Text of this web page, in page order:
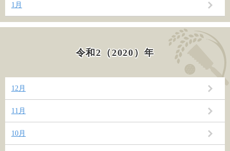
1月
令和2（2020）年
12月
11月
10月